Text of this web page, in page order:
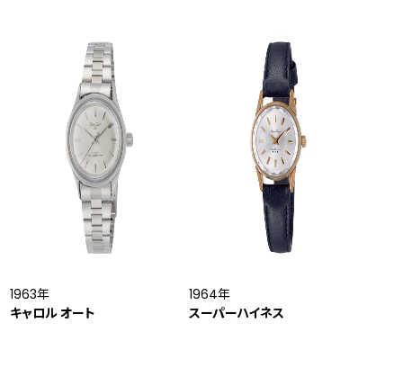
1963年
キャロル オート
1964年
スーパーハイネス